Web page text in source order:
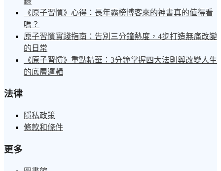
《原子習慣》心得：長年霸榜博客來的神書真的值得看
嗎？
原子習慣實踐指南：告別三分鐘熱度，4步打造無痛改變
的日常
《原子習慣》重點精華：3分鐘掌握四大法則與改變人生
的底層邏輯
法律
隱私政策
條款和條件
更多